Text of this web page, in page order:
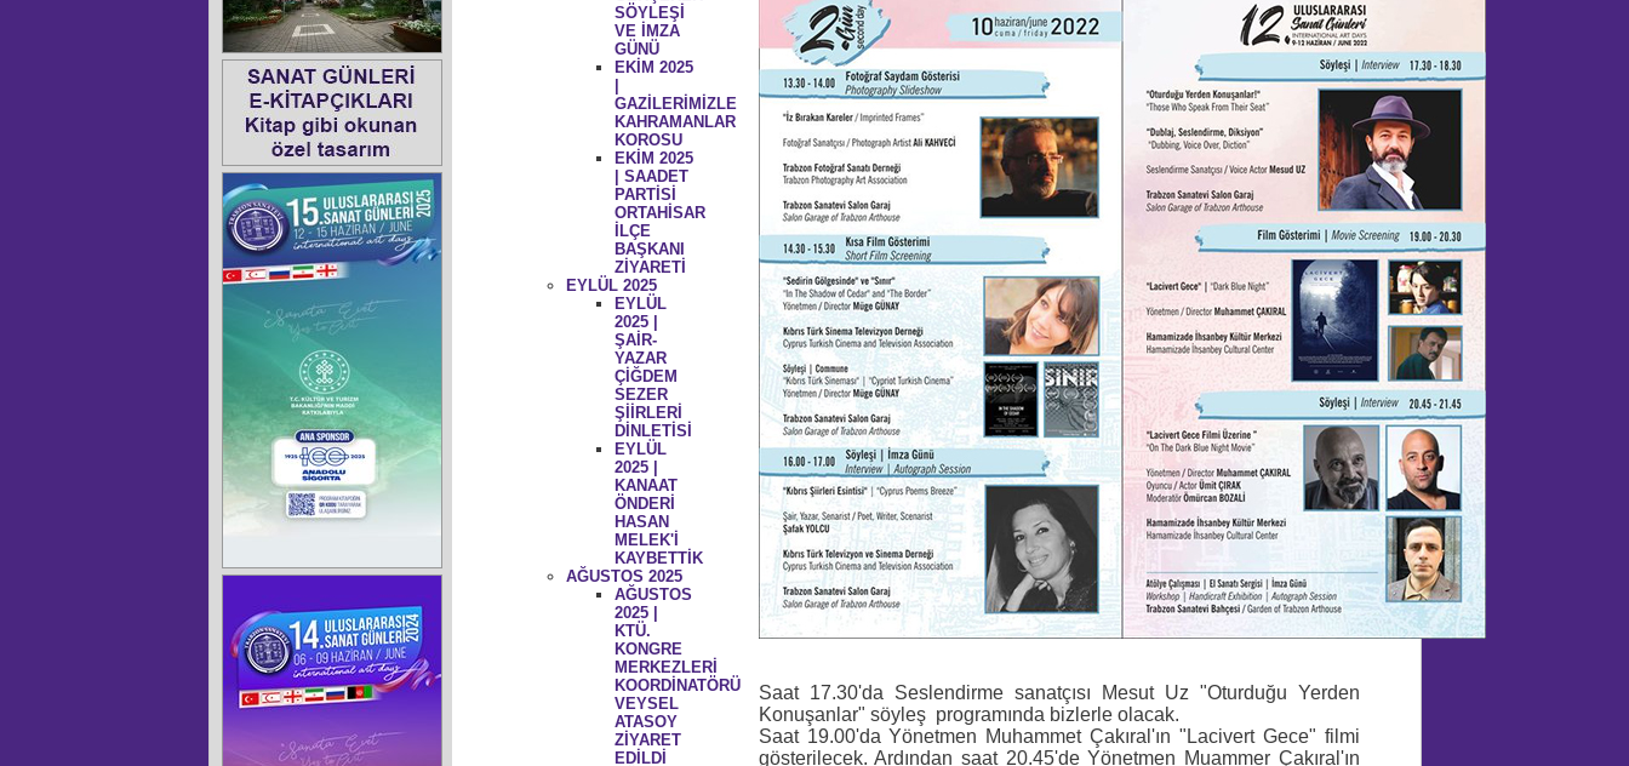
Saat 17.30'da Seslendirme sanatçısı Mesut Uz "Oturduğu Yerden
Konuşanlar" söyleş programında bizlerle olacak.
Saat 19.00'da Yönetmen Muhammet Çakıral'ın "Lacivert Gece" filmi
gösterilecek. Ardından saat 20.45'de Yönetmen Muammer Çakıral'ın
SÖYLEŞİ
VE İMZA
GÜNÜ
EKİM 2025
GAZİLERİMİZLE
KAHRAMANLAR
KOROSU
EKİM 2025
| SAADET
PARTİSİ
ORTAHİSAR
İLÇE
BAŞKANI
ZİYARETİ
EYLÜL 2025
EYLÜL
2025 |
ŞAİR-
YAZAR
ÇİĞDEM
SEZER
ŞİİRLERİ
DİNLETİSİ
EYLÜL
2025 |
KANAAT
ÖNDERİ
HASAN
MELEK'İ
KAYBETTİK
AĞUSTOS 2025
AĞUSTOS
2025 |
KTÜ.
KONGRE
MERKEZLERİ
KOORDİNATÖRÜ
VEYSEL
ATASOY
ZİYARET
EDİLDİ